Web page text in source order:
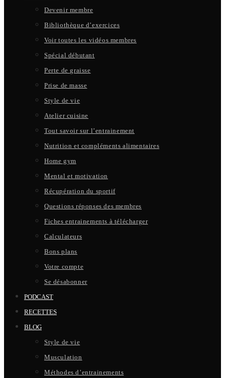
Devenir membre
Bibliothèque d’exercices
Voir toutes les vidéos membres
Spécial débutant
Perte de graisse
Prise de masse
Style de vie
Atelier cuisine
Tout savoir sur l’entrainement
Nutrition et compléments alimentaires
Home gym
Mental et motivation
Récupération du sportif
Questions réponses des membres
Fiches entrainements à télécharger
Calculateurs
Bons plans
Votre compte
Se désabonner
PODCAST
RECETTES
BLOG
Style de vie
Musculation
Méthodes d’entrainements